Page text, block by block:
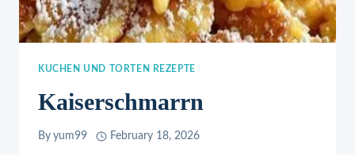
KUCHEN UND TORTEN REZEPTE
Kaiserschmarrn
By yum99 February 18, 2026